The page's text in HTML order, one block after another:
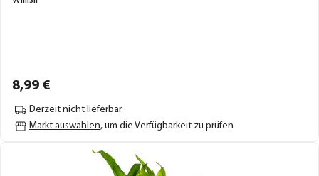
8,99 €
Derzeit nicht lieferbar
Markt auswählen, um die Verfügbarkeit zu prüfen